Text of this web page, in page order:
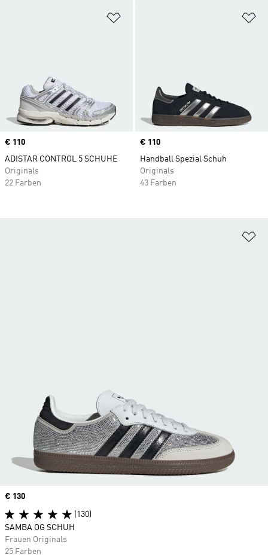
Price
€ 110
ADISTAR CONTROL 5 SCHUHE
Originals
22 Farben
Price
€ 110
Handball Spezial Schuh
Originals
43 Farben
Price
€ 130
(130)
SAMBA OG SCHUH
Frauen Originals
25 Farben